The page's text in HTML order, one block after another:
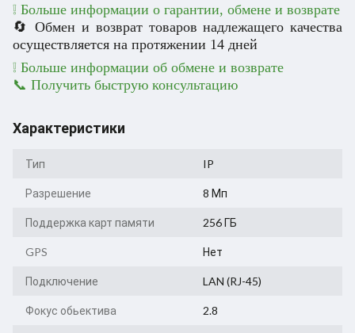
❕ Больше информации о гарантии, обмене и возврате
🔄 Обмен и возврат товаров надлежащего качества
осуществляется на протяжении 14 дней
❕ Больше информации об обмене и возврате
📞 Получить быструю консультацию
Характеристики
Тип IP
Разрешение 8 Мп
Поддержка карт памяти 256 ГБ
GPS Нет
Подключение LAN (RJ-45)
Фокус обьектива 2.8